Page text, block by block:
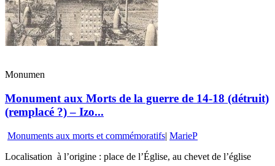
Monumen
Monument aux Morts de la guerre de 14-18 (détruit)
(remplacé ?) – Izo...
Monuments aux morts et commémoratifs| MarieP
Localisation à l’origine : place de l’Église, au chevet de l’église